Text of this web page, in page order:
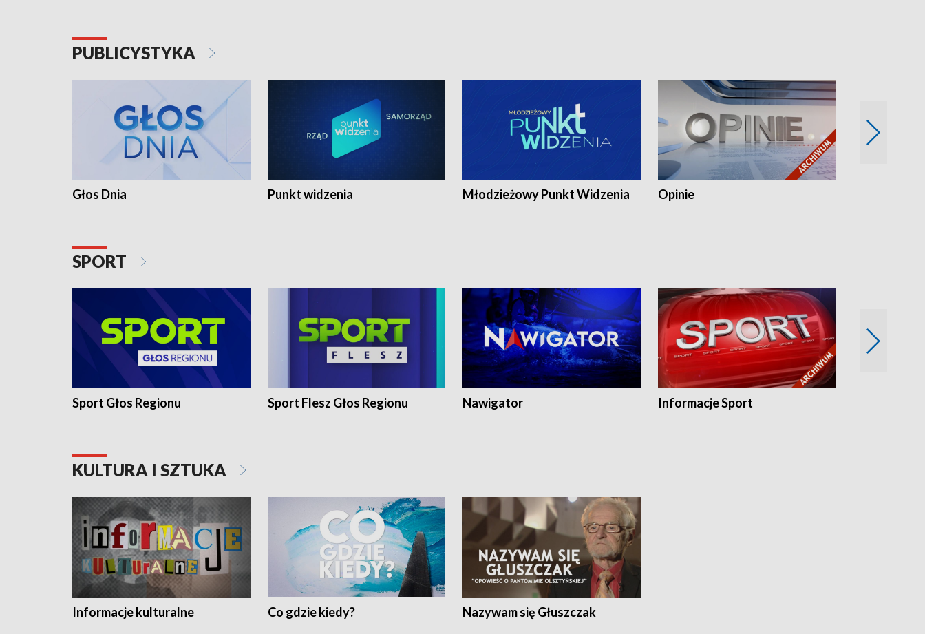
PUBLICYSTYKA
Głos Dnia Punkt widzenia Młodzieżowy Punkt Widzenia Opinie
SPORT
Sport Głos Regionu Sport Flesz Głos Regionu Nawigator Informacje Sport
KULTURA I SZTUKA
Informacje kulturalne Co gdzie kiedy? Nazywam się Głuszczak